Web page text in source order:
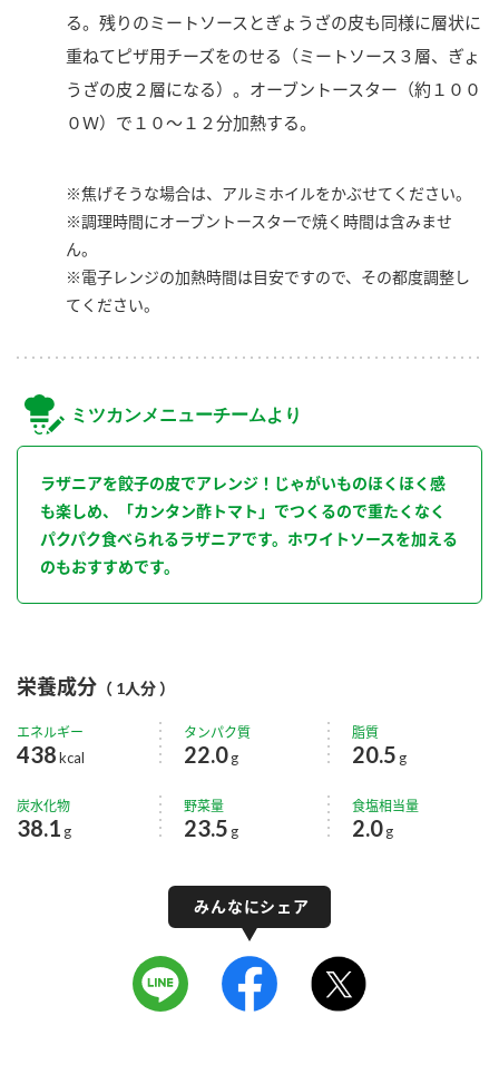
る。残りのミートソースとぎょうざの皮も同様に層状に
重ねてピザ用チーズをのせる（ミートソース３層、ぎょ
うざの皮２層になる）。オーブントースター（約１００
０Ｗ）で１０～１２分加熱する。
※焦げそうな場合は、アルミホイルをかぶせてください。
※調理時間にオーブントースターで焼く時間は含みませ
ん。
※電子レンジの加熱時間は目安ですので、その都度調整し
てください。
ミツカンメニューチームより
ラザニアを餃子の皮でアレンジ！じゃがいものほくほく感
も楽しめ、「カンタン酢トマト」でつくるので重たくなく
パクパク食べられるラザニアです。ホワイトソースを加える
のもおすすめです。
栄養成分 （ 1人分 ）
エネルギー
438kcal
タンパク質
22.0g
脂質
20.5 g
炭水化物
38.1 g
野菜量
23.5 g
食塩相当量
2.0 g